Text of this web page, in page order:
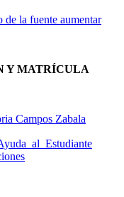
de la fuente aumentar
Y MATRÍCULA
Campos Zabala
al Estudiante